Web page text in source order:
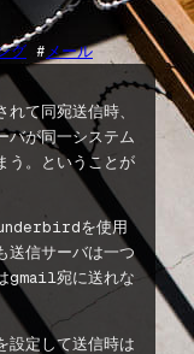
グ # メール
て同宛送信時、
バが同一システム
う。ということが
を使用
送信サーバは一つ
gmail宛に送れな
設定して送信時は